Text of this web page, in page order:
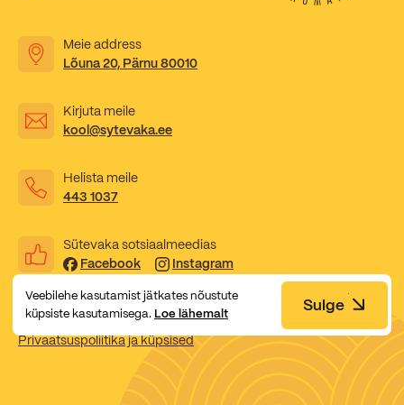
Kooliõde ja koolipsühholoogid
Meie address
Lõuna 20, Pärnu 80010
Kirjuta meile
kool@sytevaka.ee
Helista meile
443 1037
Sütevaka sotsiaalmeedias
Facebook
Instagram
Privaatsuspoliitika ja küpsised
Veebilehe kasutamist jätkates nõustute
küpsiste kasutamisega. Loe lähemalt Sulge